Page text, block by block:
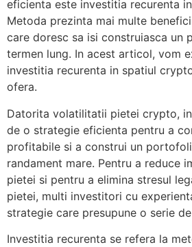
eficienta este investitia recurenta
Metoda prezinta mai multe
care doresc sa isi construiasca un
termen lung. In acest articol, vom
investitia recurenta in spatiul
ofera.
Datorita volatilitatii pietei crypto,
de o strategie eficienta pentru a
profitabile si a construi un
randament mare. Pentru a reduce
pietei si pentru a elimina stresul
pietei, multi investitori cu
strategie care presupune o serie
Investitia recurenta se refera la